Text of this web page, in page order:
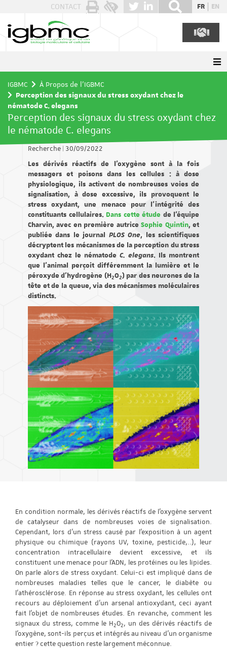
CONTACT FR EN
IGBMC
À Propos de l'IGBMC
Perception des signaux du stress oxydant chez le
nématode C. elegans
Perception des signaux du stress oxydant chez
le nématode C. elegans
Recherche | 30/09/2022
Les dérivés réactifs de l’oxygène sont à la fois
messagers et poisons dans les cellules : à dose
physiologique, ils activent de nombreuses voies de
signalisation, à dose excessive, ils provoquent le
stress oxydant, une menace pour l’intégrité des
constituants cellulaires. Dans cette étude de l'équipe
Charvin, avec en première autriceSophie Quintin, et
publiée dans le journal PLOS One, les scientifiques
décryptent les mécanismes de la perception du stress
oxydant chez le nématode C. elegans. Ils montrent
que l’animal perçoit différemment la lumière et le
péroxyde d’hydrogène (H2O2) par des neurones de la
tête et de la queue, via des mécanismes moléculaires
distincts.
En condition normale, les dérivés réactifs de l’oxygène servent
de catalyseur dans de nombreuses voies de signalisation.
Cependant, lors d’un stress causé par l’exposition à un agent
physique ou chimique (rayons UV, toxine, pesticide,..), leur
concentration intracellulaire devient excessive, et ils
constituent une menace pour l’ADN, les protéines ou les lipides.
On parle alors de stress oxydant. Celui-ci est impliqué dans de
nombreuses maladies telles que le cancer, le diabète ou
l’athérosclérose. En réponse au stress oxydant, les cellules ont
recours au déploiement d’un arsenal antioxydant, ceci ayant
fait l’objet de nombreuses études. En revanche, comment les
signaux du stress, comme le H2O2, un des dérivés réactifs de
l’oxygène, sont-ils perçus et intégrés au niveau d’un organisme
entier ? cette question reste largement méconnue.
Panneau de gestion des cookies